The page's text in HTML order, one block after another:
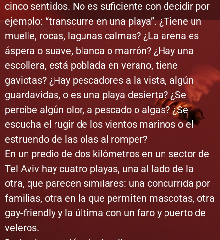
cinco sentidos. No es suficiente con decidir por
ejemplo: “transcurre en una playa”. ¿Tiene un
muelle, rocas, lagunas calmas? ¿La arena es
áspera o suave, blanca o marrón? ¿Hay una
escollera, está poblada en verano, tiene
gaviotas? ¿Hay pescadores a la vista, algún
guardavidas, o es una playa desierta? ¿Se
percibe algún olor, a pescado o algas? ¿Se
escucha el rugir de los vientos marinos o el
estruendo de las olas al romper?
En un predio de dos kilómetros en un sector de
Tel Aviv hay cuatro playas, una al lado de la
otra, que parecen similares: una concurrida por
familias, otra en la que permiten mascotas, otra
gay-friendly y la última con un faro y puerto de
veleros.